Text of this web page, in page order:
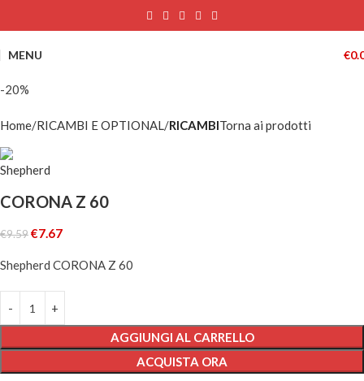
MENU €
-20%
Home RICAMBI E OPTIONAL RICAMBITorna ai prodotti
CORONA Z 60
€9.59€7.67
Shepherd CORONA Z 60
AGGIUNGI AL CARRELLO
ACQUISTA ORA